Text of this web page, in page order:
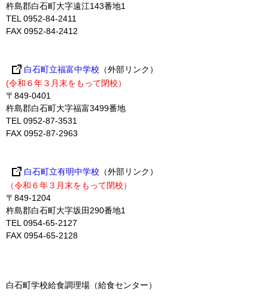
杵島郡白石町大字遠江143番地1
TEL 0952-84-2411
FAX 0952-84-2412
白石町立福富中学校 （外部リンク）
(令和６年３月末をもって閉校）
〒849-0401
杵島郡白石町大字福富3499番地
TEL 0952-87-3531
FAX 0952-87-2963
白石町立有明中学校 （外部リンク）
（令和６年３月末をもって閉校）
〒849-1204
杵島郡白石町大字坂田290番地1
TEL 0954-65-2127
FAX 0954-65-2128
白石町学校給食調理場（給食センター）